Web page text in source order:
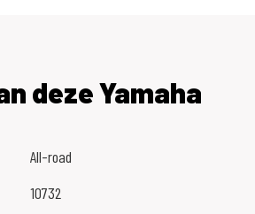
deze Yamaha
All-road
10732